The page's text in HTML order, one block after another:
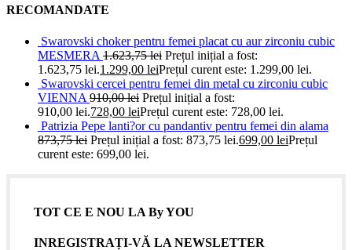
RECOMANDATE
Swarovski choker pentru femei placat cu aur zirconiu cubic
MESMERA 1.623,75lei Prețul inițial a fost:
1.623,75 lei.1.299,00 leiPrețul curent este: 1.299,00 lei.
Swarovski cercei pentru femei din metal cu zirconiu cubic
VIENNA 910,00lei Prețul inițial a fost:
910,00 lei.728,00 leiPrețul curent este: 728,00 lei.
Patrizia Pepe lanti?or cu pandantiv pentru femei din alama
873,75lei Prețul inițial a fost: 873,75 lei.699,00 leiPrețul
curent este: 699,00 lei.
TOT CE E NOU LA By YOU
INREGISTRAȚI-VĂ LA NEWSLETTER